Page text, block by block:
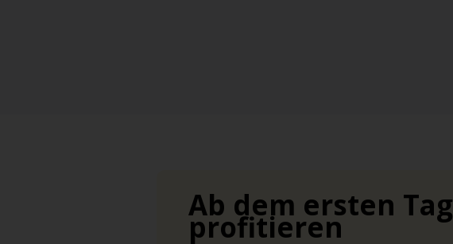
Ab dem ersten Tag
profitieren